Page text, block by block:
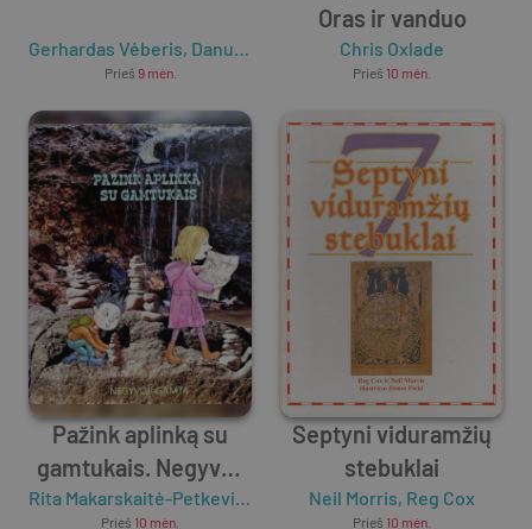
Gerhardas Vėberis, Danuta Vėber
Prieš 9 mėn.
Oras ir vanduo
Chris Oxlade
Prieš 10 mėn.
Pažink aplinką su
gamtukais. Negyvoji
gamta
Prieš 10 mėn.
Septyni viduramžių
stebuklai
Neil Morris, Reg Cox
Prieš 10 mėn.